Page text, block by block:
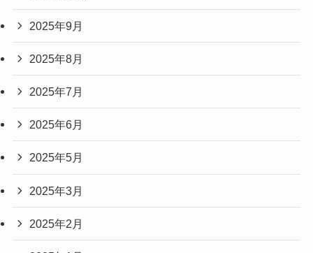
2025年9月
2025年8月
2025年7月
2025年6月
2025年5月
2025年3月
2025年2月